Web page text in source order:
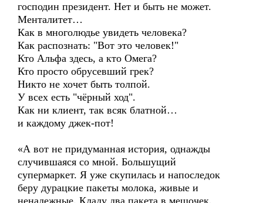
господин президент. Нет и быть не может.
Менталитет…
Как в многолюдье увидеть человека?
Как распознать: "Вот это человек!"
Кто Альфа здесь, а кто Омега?
Кто просто обрусевший грек?
Никто не хочет быть толпой.
У всех есть "чёрный ход".
Как ни клиент, так всяк блатной…
и каждому джек-пот!
«А вот не придуманная история, однажды
случившаяся со мной. Большущий
супермаркет. Я уже скупилась и напоследок
беру дурацкие пакеты молока, живые и
ненадежные. Кладу два пакета в мешочек,